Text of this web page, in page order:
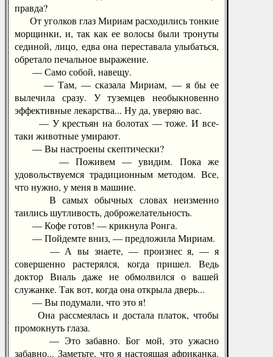
правда?
От уголков глаз Мириам расходились тонкие
морщинки, и, так как ее волосы были тронуты
сединой, лицо, едва она переставала улыбаться,
обретало печальное выражение.
— Само собой, навещу.
— Там, — сказала Мириам, — я бы ее
вылечила сразу. У туземцев необыкновенно
эффективные лекарства... Ну да, уверяю вас.
— У крестьян на болотах — тоже. И все-
таки животные умирают.
— Вы настроены скептически?
— Поживем — увидим. Пока же
удовольствуемся традиционным методом. Все,
что нужно, у меня в машине.
В самых обычных словах неизменно
таились шутливость, доброжелательность.
— Кофе готов! — крикнула Ронга.
— Пойдемте вниз, — предложила Мириам.
— А вы знаете, — произнес я, — я
совершенно растерялся, когда пришел. Ведь
доктор Виаль даже не обмолвился о вашей
служанке. Так вот, когда она открыла дверь...
— Вы подумали, что это я!
Она рассмеялась и достала платок, чтобы
промокнуть глаза.
— Это забавно. Бог мой, это ужасно
забавно... Заметьте, что я настоящая африканка.